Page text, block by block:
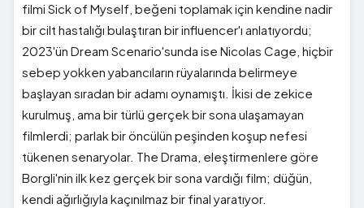
filmi Sick of Myself, beğeni toplamak için kendine nadir
bir cilt hastalığı bulaştıran bir influencer'ı anlatıyordu;
2023'ün Dream Scenario'sunda ise Nicolas Cage, hiçbir
sebep yokken yabancıların rüyalarında belirmeye
başlayan sıradan bir adamı oynamıştı. İkisi de zekice
kurulmuş, ama bir türlü gerçek bir sona ulaşamayan
filmlerdi; parlak bir öncülün peşinden koşup nefesi
tükenen senaryolar. The Drama, eleştirmenlere göre
Borgli'nin ilk kez gerçek bir sona vardığı film; düğün,
kendi ağırlığıyla kaçınılmaz bir final yaratıyor.